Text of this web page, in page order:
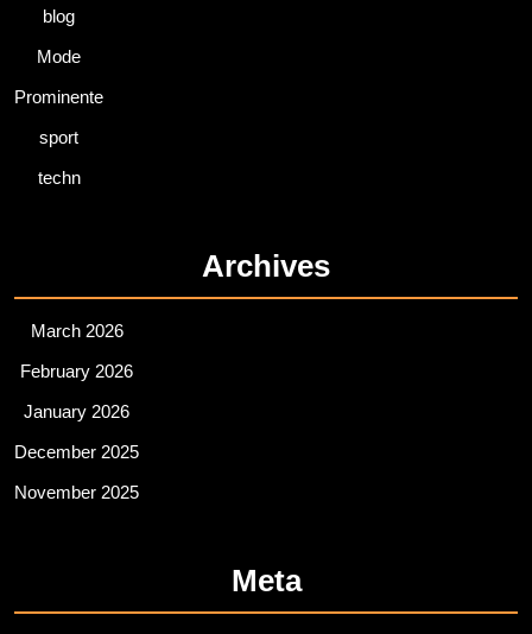
blog
Mode
Prominente
sport
techn
Archives
March 2026
February 2026
January 2026
December 2025
November 2025
Meta